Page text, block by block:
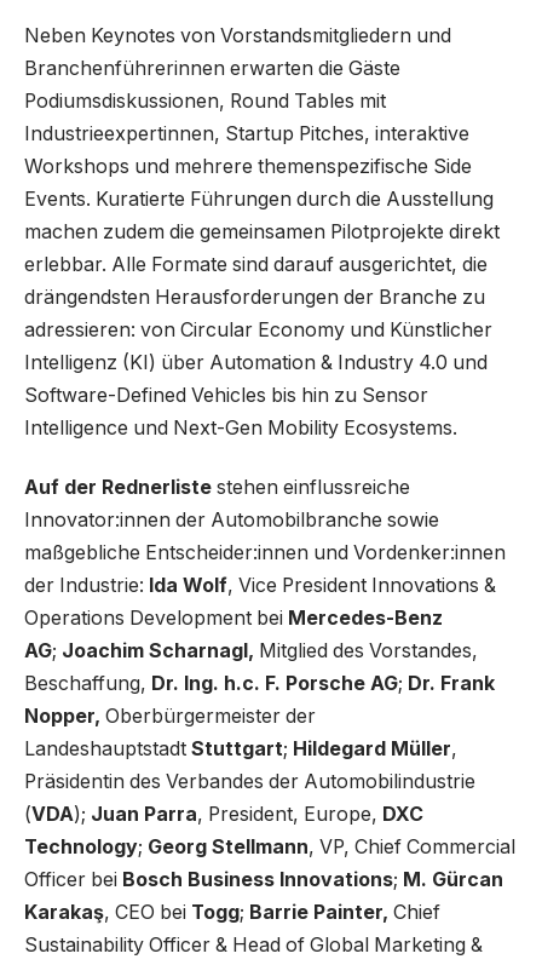
Neben Keynotes von Vorstandsmitgliedern und
Branchenführerinnen erwarten die Gäste
Podiumsdiskussionen, Round Tables mit
Industrieexpertinnen, Startup Pitches, interaktive
Workshops und mehrere themenspezifische Side
Events. Kuratierte Führungen durch die Ausstellung
machen zudem die gemeinsamen Pilotprojekte direkt
erlebbar. Alle Formate sind darauf ausgerichtet, die
drängendsten Herausforderungen der Branche zu
adressieren: von Circular Economy und Künstlicher
Intelligenz (KI) über Automation & Industry 4.0 und
Software-Defined Vehicles bis hin zu Sensor
Intelligence und Next-Gen Mobility Ecosystems.
Auf der Rednerliste stehen einflussreiche
Innovator:innen der Automobilbranche sowie
maßgebliche Entscheider:innen und Vordenker:innen
der Industrie: Ida Wolf, Vice President Innovations &
Operations Development bei Mercedes-Benz
AG; Joachim Scharnagl, Mitglied des Vorstandes,
Beschaffung, Dr. Ing. h.c. F. Porsche AG; Dr. Frank
Nopper, Oberbürgermeister der
Landeshauptstadt Stuttgart; Hildegard Müller,
Präsidentin des Verbandes der Automobilindustrie
(VDA); Juan Parra, President, Europe, DXC
Technology; Georg Stellmann, VP, Chief Commercial
Officer bei Bosch Business Innovations; M. Gürcan
Karakaş, CEO bei Togg; Barrie Painter, Chief
Sustainability Officer & Head of Global Marketing &